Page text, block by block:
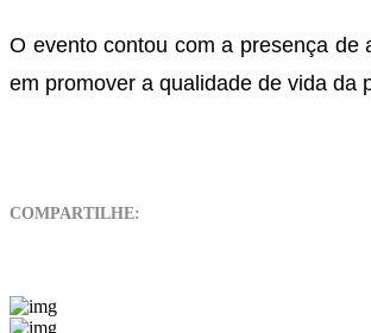
O evento contou com a presença de
em promover a qualidade de vida da
COMPARTILHE: